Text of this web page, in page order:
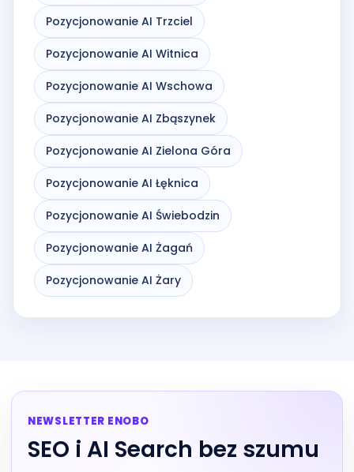
Pozycjonowanie AI Trzciel
Pozycjonowanie AI Witnica
Pozycjonowanie AI Wschowa
Pozycjonowanie AI Zbąszynek
Pozycjonowanie AI Zielona Góra
Pozycjonowanie AI Łęknica
Pozycjonowanie AI Świebodzin
Pozycjonowanie AI Żagań
Pozycjonowanie AI Żary
NEWSLETTER ENOBO
SEO i AI Search bez szumu